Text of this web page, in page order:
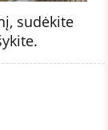
sudėkite